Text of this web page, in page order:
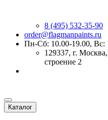
8 (495) 532-35-90
order@flagmanpaints.ru
Пн-Сб: 10.00-19.00, Вс:
129337, г. Москва,
строение 2
Каталог